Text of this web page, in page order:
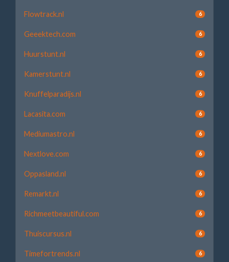
Flowtrack.nl 6
Geeektech.com 6
Huurstunt.nl 6
Kamerstunt.nl 6
Knuffelparadijs.nl 6
Lacasita.com 6
Mediumastro.nl 6
Nextlove.com 6
Oppasland.nl 6
Remarkt.nl 6
Richmeetbeautiful.com 6
Thuiscursus.nl 6
Timefortrends.nl 6